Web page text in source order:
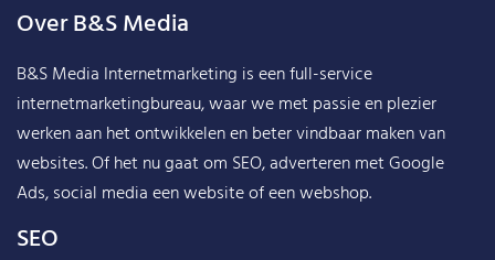
Over B&S Media
B&S Media Internetmarketing is een full-service
internetmarketingbureau, waar we met passie en plezier
werken aan het ontwikkelen en beter vindbaar maken van
websites. Of het nu gaat om SEO, adverteren met Google
Ads, social media een website of een webshop.
SEO